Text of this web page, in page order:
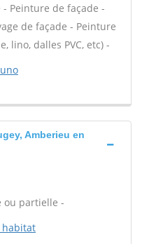
- Peinture de façade -
de façade - Peinture
lino, dalles PVC, etc) -
Amberieu en
ou partielle -
habitat